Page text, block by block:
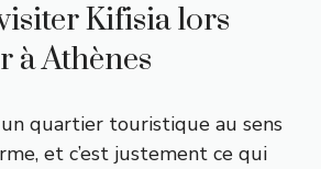
Kifisia lors
à Athènes
un quartier touristique au sens
et c’est justement ce qui